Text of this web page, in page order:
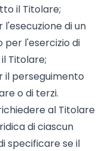
il Titolare;
di un
l'esercizio di
Titolare;
perseguimento
o di terzi.
al Titolare
di ciascun
specificare se il